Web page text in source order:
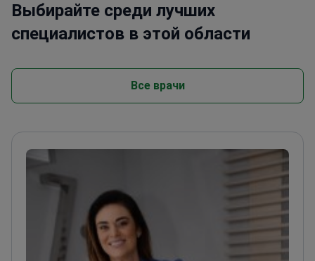
Выбирайте среди лучших
специалистов в этой области
Все врачи